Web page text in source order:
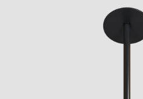
ТОРШЕРЫ И ЛАМПЫ